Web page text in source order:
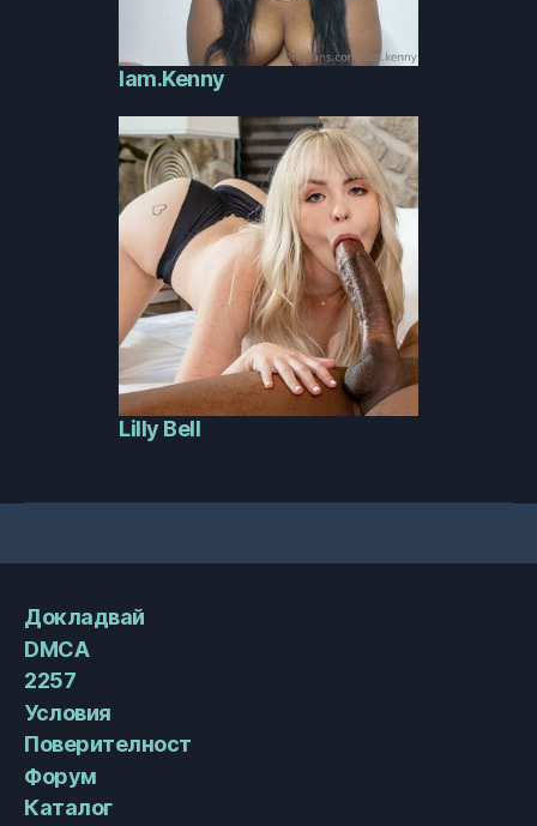
Iam.Kenny
Lilly Bell
Докладвай
DMCA
2257
Условия
Поверителност
Форум
Каталог